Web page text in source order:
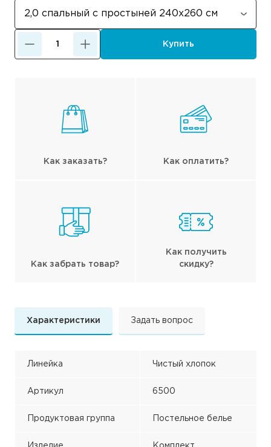
Купить
Как заказать? Как оплатить?
Как забрать товар?
Как получить
скидку?
Характеристики Задать вопрос
Линейка Чистый хлопок
Артикул 6500
Продуктовая группа Постельное белье